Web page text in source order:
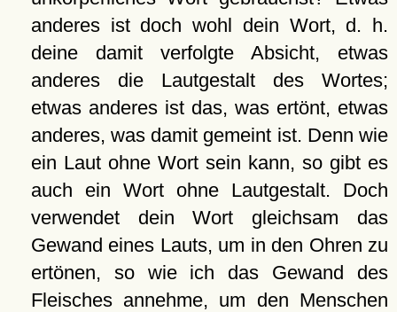
anderes ist doch wohl dein Wort, d. h.
deine damit verfolgte Absicht, etwas
anderes die Lautgestalt des Wortes;
etwas anderes ist das, was ertönt, etwas
anderes, was damit gemeint ist. Denn wie
ein Laut ohne Wort sein kann, so gibt es
auch ein Wort ohne Lautgestalt. Doch
verwendet dein Wort gleichsam das
Gewand eines Lauts, um in den Ohren zu
ertönen, so wie ich das Gewand des
Fleisches annehme, um den Menschen